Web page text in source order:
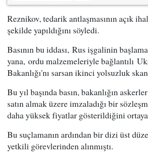
Reznikov, tedarik antlaşmasının açık
şekilde yapıldığını söyledi.
Basının bu iddası, Rus işgalinin
yana, ordu malzemeleriyle bağlantılı
Bakanlığı'nı sarsan ikinci yolsuzluk
Bu yıl başında basın, bakanlığın
satın almak üzere imzaladığı bir
daha yüksek fiyatlar gösterildiğini ortaya
Bu suçlamanın ardından bir dizi üst
yetkili görevlerinden alınmıştı.